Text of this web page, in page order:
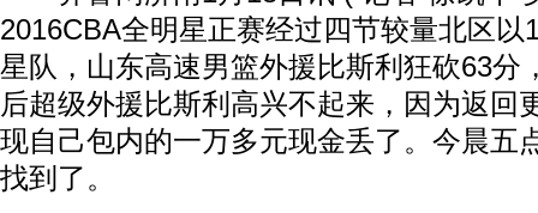
2016CBA全明星正赛经过四节较量北区以
星队，山东高速男篮外援比斯利狂砍63分
后超级外援比斯利高兴不起来，因为返回
现自己包内的一万多元现金丢了。今晨五
找到了。